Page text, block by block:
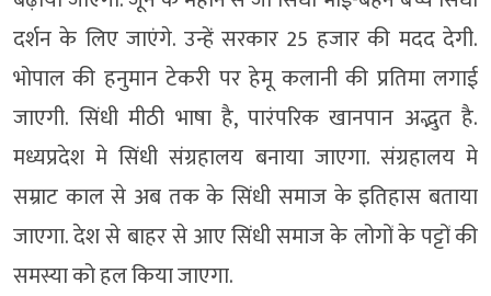
दर्शन के लिए जाएंगे. उन्हें सरकार 25 हजार की मदद देगी.
भोपाल की हनुमान टेकरी पर हेमू कलानी की प्रतिमा लगाई
जाएगी. सिंधी मीठी भाषा है, पारंपरिक खानपान अद्भुत है.
मध्यप्रदेश मे सिंधी संग्रहालय बनाया जाएगा. संग्रहालय मे
सम्राट काल से अब तक के सिंधी समाज के इतिहास बताया
जाएगा. देश से बाहर से आए सिंधी समाज के लोगों के पट्टों की
समस्या को हल किया जाएगा.